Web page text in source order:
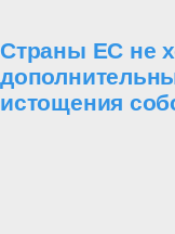
Страны ЕС не
истощения